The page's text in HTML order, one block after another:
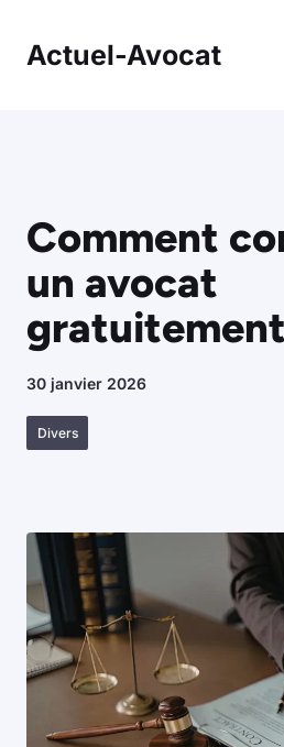
contenu
Actuel-Avocat
Comment
un avocat
30 janvier 2026
Divers